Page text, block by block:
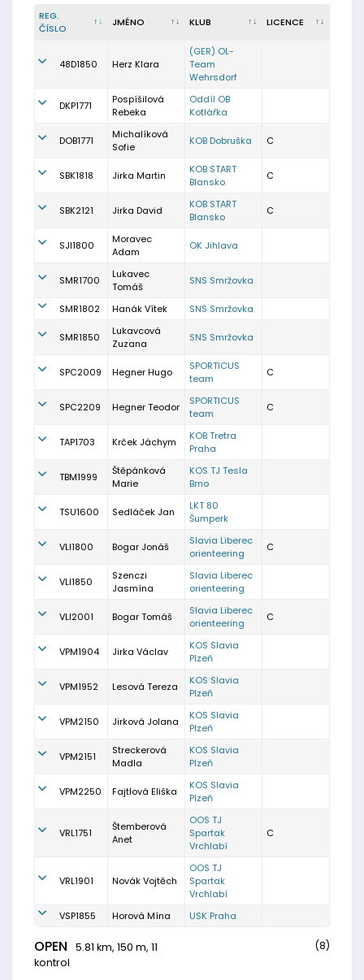
REG.
ČÍSLO
JMÉNO KLUB LICENCE
48D1850 Herz Klara
(GER) OL-
Team
Wehrsdorf
DKP1771
Pospíšilová
Rebeka
Oddíl OB
Kotlářka
DOB1771
Michalíková
Sofie
KOB Dobruška C
SBK1818 Jirka Martin
KOB START
Blansko
C
SBK2121 Jirka David
KOB START
Blansko
C
SJI1800
Moravec
Adam
OK Jihlava
SMR1700
Lukavec
Tomáš
SNS Smržovka
SMR1802 Hanák Vítek SNS Smržovka
SMR1850
Lukavcová
Zuzana
SNS Smržovka
SPC2009 Hegner Hugo
SPORTICUS
team
C
SPC2209 Hegner Teodor
SPORTICUS
team
C
TAP1703 Krček Jáchym
KOB Tretra
Praha
TBM1999
Štěpánková
Marie
KOS TJ Tesla
Brno
TSU1600 Sedláček Jan
LKT 80
Šumperk
VLI1800 Bogar Jonáš
Slavia Liberec
orienteering
C
VLI1850
Szenczi
Jasmína
Slavia Liberec
orienteering
VLI2001 Bogar Tomáš
Slavia Liberec
orienteering
C
VPM1904 Jirka Václav
KOS Slavia
Plzeň
VPM1952 Lesová Tereza
KOS Slavia
Plzeň
VPM2150 Jirková Jolana
KOS Slavia
Plzeň
VPM2151
Streckerová
Madla
KOS Slavia
Plzeň
VPM2250 Fajtlová Eliška
KOS Slavia
Plzeň
VRL1751
Štemberová
Anet
OOS TJ
Spartak
Vrchlabí
C
VRL1901 Novák Vojtěch
OOS TJ
Spartak
Vrchlabí
VSP1855
Horová Mína USK Praha
OPEN
5.81 km, 150 m, 11
kontrol
(8)